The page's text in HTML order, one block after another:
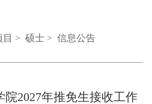
> 硕士 > 信息公告
2027年推免生接收工作